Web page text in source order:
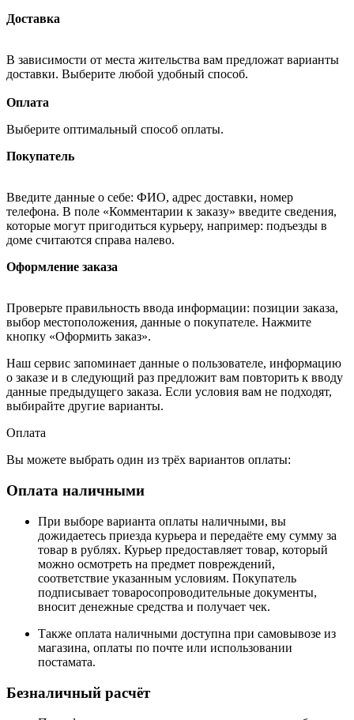
Доставка
В зависимости от места жительства вам предложат варианты
доставки. Выберите любой удобный способ.
Оплата
Выберите оптимальный способ оплаты.
Покупатель
Введите данные о себе: ФИО, адрес доставки, номер
телефона. В поле «Комментарии к заказу» введите сведения,
которые могут пригодиться курьеру, например: подъезды в
доме считаются справа налево.
Оформление заказа
Проверьте правильность ввода информации: позиции заказа,
выбор местоположения, данные о покупателе. Нажмите
кнопку «Оформить заказ».
Наш сервис запоминает данные о пользователе, информацию
о заказе и в следующий раз предложит вам повторить к вводу
данные предыдущего заказа. Если условия вам не подходят,
выбирайте другие варианты.
Оплата
Вы можете выбрать один из трёх вариантов оплаты:
Оплата наличными
При выборе варианта оплаты наличными, вы
дожидаетесь приезда курьера и передаёте ему сумму за
товар в рублях. Курьер предоставляет товар, который
можно осмотреть на предмет повреждений,
соответствие указанным условиям. Покупатель
подписывает товаросопроводительные документы,
вносит денежные средства и получает чек.
Также оплата наличными доступна при самовывозе из
магазина, оплаты по почте или использовании
постамата.
Безналичный расчёт